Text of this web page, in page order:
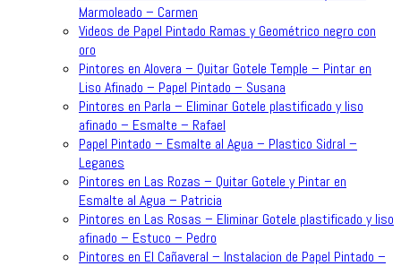
Marmoleado – Carmen
Videos de Papel Pintado Ramas y Geométrico negro con
oro
Pintores en Alovera – Quitar Gotele Temple – Pintar en
Liso Afinado – Papel Pintado – Susana
Pintores en Parla – Eliminar Gotele plastificado y liso
afinado – Esmalte – Rafael
Papel Pintado – Esmalte al Agua – Plastico Sidral –
Leganes
Pintores en Las Rozas – Quitar Gotele y Pintar en
Esmalte al Agua – Patricia
Pintores en Las Rosas – Eliminar Gotele plastificado y liso
afinado – Estuco – Pedro
Pintores en El Cañaveral – Instalacion de Papel Pintado –